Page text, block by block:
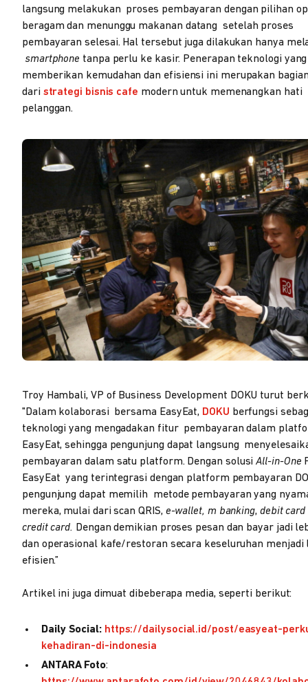
langsung melakukan proses pembayaran dengan pilihan
beragam dan menunggu makanan datang setelah proses
pembayaran selesai. Hal tersebut juga dilakukan hanya
smartphone tanpa perlu ke kasir. Penerapan teknologi yang
memberikan kemudahan dan efisiensi ini merupakan
dari strategi bisnis cafe modern untuk memenangkan hati
pelanggan.
Troy Hambali, VP of Business Development DOKU turut
"Dalam kolaborasi bersama EasyEat, DOKU berfungsi
teknologi yang mengadakan fitur pembayaran dalam
EasyEat, sehingga pengunjung dapat langsung
pembayaran dalam satu platform. Dengan solusiAll-in-One
EasyEat yang terintegrasi dengan platform pembayaran
pengunjung dapat memilih metode pembayaran yang
mereka, mulai dari scan QRIS, e-wallet, m banking, debit card
credit card. Dengan demikian proses pesan dan bayar jadi
dan operasional kafe/restoran secara keseluruhan menjadi
efisien.”
Artikel ini juga dimuat dibeberapa media, seperti berikut:
Daily Social: https://dailysocial.id/post/easyeat-
kehadiran-di-indonesia
ANTARA Foto: